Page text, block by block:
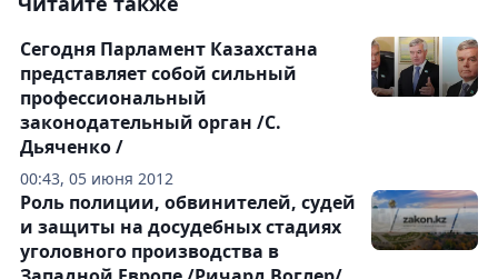
00:43, 05 июня 2012
Сегодня Парламент Казахстана
представляет собой сильный
профессиональный
законодательный орган /С.
Дьяченко /
Роль полиции, обвинителей, судей
и защиты на досудебных стадиях
уголовного производства в